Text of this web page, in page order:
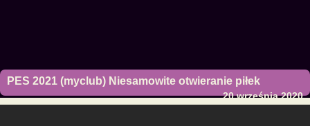
PES 2021 (myclub) Niesamowite otwieranie piłek
20 września 2020